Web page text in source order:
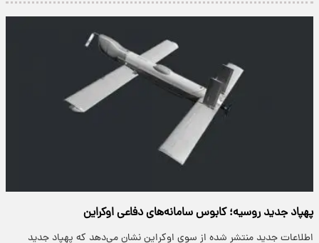
پهپاد جدید روسیه؛ کابوس سامانه‌های دفاعی اوکراین
اطلاعات جدید منتشر شده از سوی اوکراین نشان می‌دهد که پهپاد جدید